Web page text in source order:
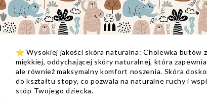
⭐️ Wysokiej jakości skóra naturalna: Cholewka butów
miękkiej, oddychającej skóry naturalnej, która
ale również maksymalny komfort noszenia. Skóra
do kształtu stopy, co pozwala na naturalne ruchy i
stóp Twojego dziecka.